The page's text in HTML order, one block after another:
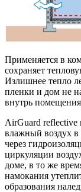
Применяется в
сохраняет
Излишнее тепло
пленки и дом не
внутрь
AirGuard reflective
влажный воздух в
через
циркуляции
доме, в то же
намокания
образования